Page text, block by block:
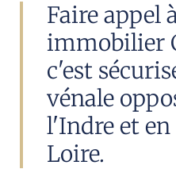
Faire appel
immobilier
c'est
vénale
l'Indre et en
Loire.